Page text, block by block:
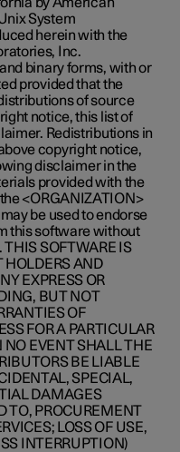
System
herein with the
Inc.
binary forms, with or
provided that the
of source
notice, this list of
Redistributions in
copyright notice,
disclaimer in the
provided with the
<ORGANIZATION>
be used to endorse
this software without
SOFTWARE IS
HOLDERS AND
EXPRESS OR
BUT NOT
OF
FOR A PARTICULAR
NO EVENT SHALL THE
BE LIABLE
SPECIAL,
DAMAGES
TO, PROCUREMENT
LOSS OF USE,
INTERRUPTION)